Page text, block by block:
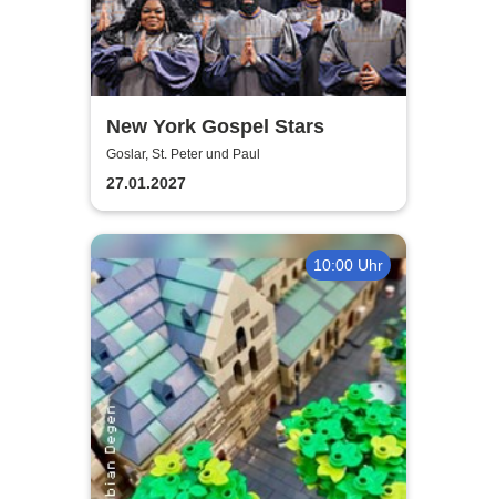
New York Gospel Stars
Goslar, St. Peter und Paul
27.01.2027
10:00 Uhr